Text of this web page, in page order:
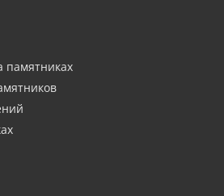
памятниках